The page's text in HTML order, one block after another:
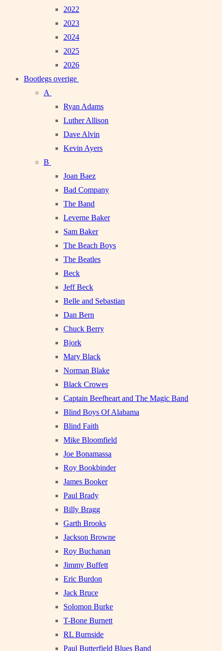
2022
2023
2024
2025
2026
Bootlegs overige
A
Ryan Adams
Luther Allison
Dave Alvin
Kevin Ayers
B
Joan Baez
Bad Company
The Band
Leverne Baker
Sam Baker
The Beach Boys
The Beatles
Beck
Jeff Beck
Belle and Sebastian
Dan Bern
Chuck Berry
Bjork
Mary Black
Norman Blake
Black Crowes
Captain Beefheart and The Magic Band
Blind Boys Of Alabama
Blind Faith
Mike Bloomfield
Joe Bonamassa
Roy Bookbinder
James Booker
Paul Brady
Billy Bragg
Garth Brooks
Jackson Browne
Roy Buchanan
Jimmy Buffett
Eric Burdon
Jack Bruce
Solomon Burke
T-Bone Burnett
RL Burnside
Paul Butterfield Blues Band